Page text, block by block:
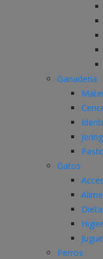
Ganadería
Gatos
Perros